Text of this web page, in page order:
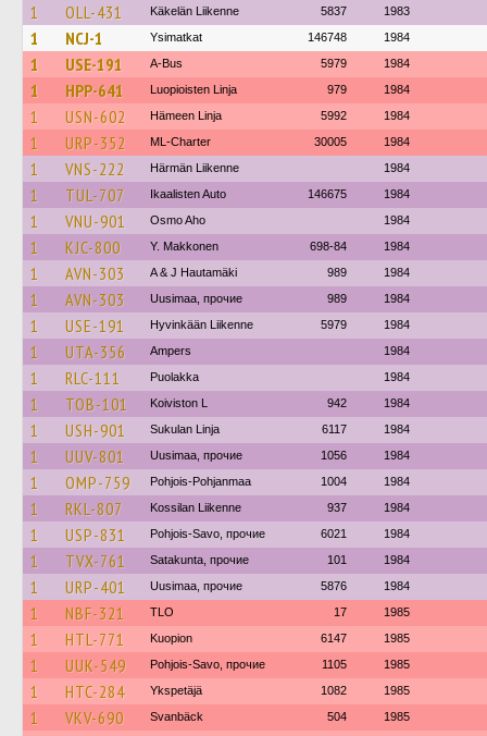
1 OLL-431 Käkelän Liikenne 5837 1983
1 NCJ-1 Ysimatkat 146748 1984
1 USE-191 A-Bus 5979 1984
1 HPP-641 Luopioisten Linja 979 1984
1 USN-602 Hämeen Linja 5992 1984
1 URP-352 ML-Charter 30005 1984
1 VNS-222 Härmän Liikenne 1984
1 TUL-707 Ikaalisten Auto 146675 1984
1 VNU-901 Osmo Aho 1984
1 KJC-800 Y. Makkonen 698-84 1984
1 AVN-303 A & J Hautamäki 989 1984
1 AVN-303 Uusimaa, прочие 989 1984
1 USE-191 Hyvinkään Liikenne 5979 1984
1 UTA-356 Ampers 1984
1 RLC-111 Puolakka 1984
1 TOB-101 Koiviston L 942 1984
1 USH-901 Sukulan Linja 6117 1984
1 UUV-801 Uusimaa, прочие 1056 1984
1 OMP-759 Pohjois-Pohjanmaa 1004 1984
1 RKL-807 Kossilan Liikenne 937 1984
1 USP-831 Pohjois-Savo, прочие 6021 1984
1 TVX-761 Satakunta, прочие 101 1984
1 URP-401 Uusimaa, прочие 5876 1984
1 NBF-321 TLO 17 1985
1 HTL-771 Kuopion 6147 1985
1 UUK-549 Pohjois-Savo, прочие 1105 1985
1 HTC-284 Ykspetäjä 1082 1985
1 VKV-690 Svanbäck 504 1985